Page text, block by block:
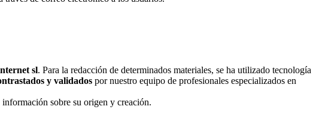
sl. Para la redacción de determinados materiales, se ha utilizado tecnología
y validados por nuestro equipo de profesionales especializados en
sobre su origen y creación.